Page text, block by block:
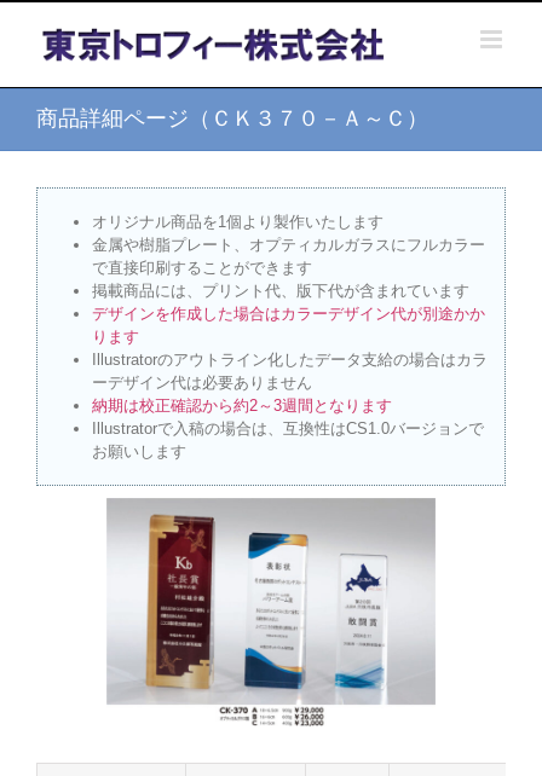
content
商品詳細ページ（ＣＫ３７０－Ａ～Ｃ）
オリジナル商品を1個より製作いたします
金属や樹脂プレート、オプティカルガラスにフルカラー
で直接印刷することができます
掲載商品には、プリント代、版下代が含まれています
デザインを作成した場合はカラーデザイン代が別途かか
ります
Illustratorのアウトライン化したデータ支給の場合はカラ
ーデザイン代は必要ありません
納期は校正確認から約2～3週間となります
Illustratorで入稿の場合は、互換性はCS1.0バージョンで
お願いします